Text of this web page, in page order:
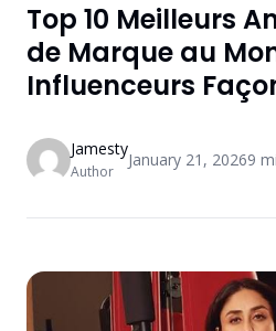
Top 10 Meilleurs
de Marque au
Influenceurs
Jamesty
Author
January 21, 20269